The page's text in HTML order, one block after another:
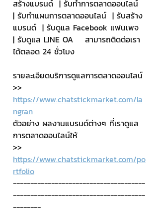
สร้างแบรนด์  | รับทำการตลาดออนไลน์
| รับทำแผนการตลาดออนไลน์  | รับสร้าง
แบรนด์  | รับดูแล Facebook แฟนเพจ
| รับดูแล LINE OA    สามารถติดต่อเรา
ได้ตลอด 24 ชั่วโมง
รายละเอียดบริการดูแลการตลาดออนไลน์
>>
https://www.chatstickmarket.com/la
ngran
ตัวอย่าง ผลงานแบรนด์ต่างๆ ที่เราดูแล
การตลาดออนไลน์ให้
>>
https://www.chatstickmarket.com/po
rtfolio
--------------------------------------
--------------------------------------
--------